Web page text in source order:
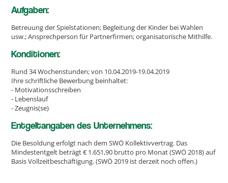
Aufgaben:
Betreuung der Spielstationen; Begleitung der Kinder bei Wahlen
usw.; Ansprechperson für Partnerfirmen; organisatorische Mithilfe.
Konditionen:
Rund 34 Wochenstunden; von 10.04.2019-19.04.2019
Ihre schriftliche Bewerbung beinhaltet:
- Motivationsschreiben
- Lebenslauf
- Zeugnis(se)
Entgeltangaben des Unternehmens:
Die Besoldung erfolgt nach dem SWÖ Kollektivvertrag. Das
Mindestentgelt beträgt € 1.651,90 brutto pro Monat (SWÖ 2018) auf
Basis Vollzeitbeschäftigung. (SWÖ 2019 ist derzeit noch offen.)